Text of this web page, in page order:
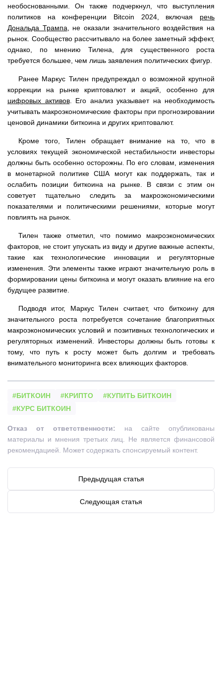
необоснованными. Он также подчеркнул, что выступления
политиков на конференции Bitcoin 2024, включая речь
Дональда Трампа, не оказали значительного воздействия на
рынок. Сообщество рассчитывало на более заметный эффект,
однако, по мнению Тилена, для существенного роста
требуется большее, чем лишь заявления политических фигур.
Ранее Маркус Тилен предупреждал о возможной крупной
коррекции на рынке криптовалют и акций, особенно для
цифровых активов. Его анализ указывает на необходимость
учитывать макроэкономические факторы при прогнозировании
ценовой динамики биткоина и других криптовалют.
Кроме того, Тилен обращает внимание на то, что в
условиях текущей экономической нестабильности инвесторы
должны быть особенно осторожны. По его словам, изменения
в монетарной политике США могут как поддержать, так и
ослабить позиции биткоина на рынке. В связи с этим он
советует тщательно следить за макроэкономическими
показателями и политическими решениями, которые могут
повлиять на рынок.
Тилен также отметил, что помимо макроэкономических
факторов, не стоит упускать из виду и другие важные аспекты,
такие как технологические инновации и регуляторные
изменения. Эти элементы также играют значительную роль в
формировании цены биткоина и могут оказать влияние на его
будущее развитие.
Подводя итог, Маркус Тилен считает, что биткоину для
значительного роста потребуется сочетание благоприятных
макроэкономических условий и позитивных технологических и
регуляторных изменений. Инвесторы должны быть готовы к
тому, что путь к росту может быть долгим и требовать
внимательного мониторинга всех влияющих факторов.
#БИТКОИН #КРИПТО
#КУПИТЬ БИТКОИН
#КУРС БИТКОИН
Отказ от ответственности: на сайте опубликованы
материалы и мнения третьих лиц. Не является финансовой
рекомендацией. Может содержать спонсируемый контент.
Предыдущая статья
Следующая статья